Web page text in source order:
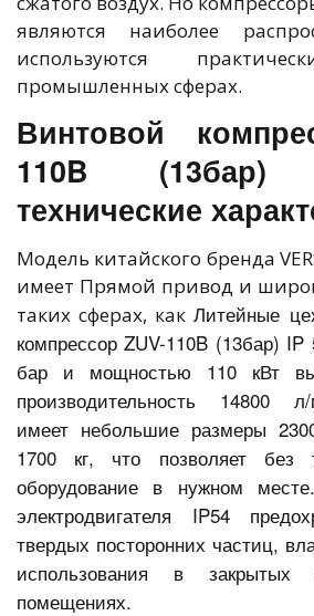
являются наиболее
используются
промышленных сферах.
Винтовой
110B
технические
Модель китайского бренда
имеет Прямой привод и
таких сферах, какЛитейные
компрессор ZUV-110B (13бар)
бар и мощностью 110 кВт
производительность 14800
имеет небольшие размеры
1700 кг, что позволяет без
оборудование в нужном
электродвигателя IP54
твердых посторонних частиц,
использования в закрытых
помещениях.